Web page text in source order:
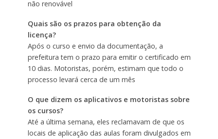
não renovável
Quais são os prazos para obtenção da
licença?
Após o curso e envio da documentação, a
prefeitura tem o prazo para emitir o certificado em
10 dias. Motoristas, porém, estimam que todo o
processo levará cerca de um mês
O que dizem os aplicativos e motoristas sobre
os cursos?
Até a última semana, eles reclamavam de que os
locais de aplicação das aulas foram divulgados em